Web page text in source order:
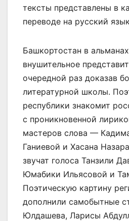
тексты представлены в
переводе на русский
Башкортостан в
внушительное
очередной раз доказав
литературной школы.
республики знакомит
с проникновенной
мастеров слова —
Ганиевой и Хасана
звучат голоса Танзили
Юмабики Ильясовой и
Поэтическую картину
дополнили самобытные
Юлдашева, Ларисы